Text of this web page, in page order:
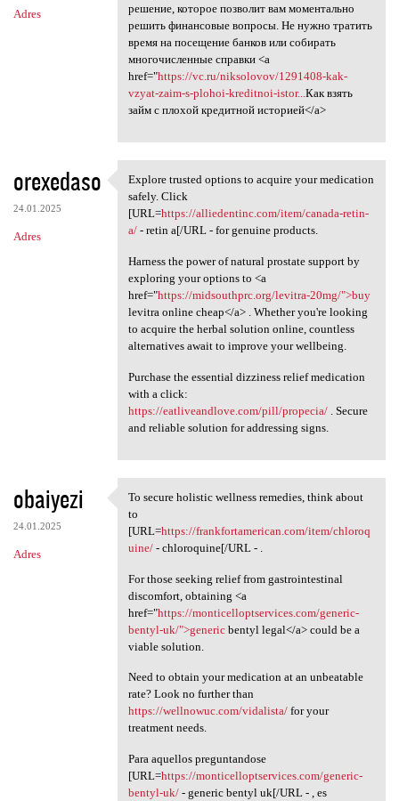
Adres
решение, которое позволит вам моментально
решить финансовые вопросы. Не нужно тратить
время на посещение банков или собирать
многочисленные справки <a
href="https://vc.ru/niksolovov/1291408-kak-
vzyat-zaim-s-plohoi-kreditnoi-istor... Как взять
займ с плохой кредитной историей</a>
orexedaso
24.01.2025
Adres
Explore trusted options to
Explore trusted options to acquire your medication
safely. Click
[URL=https://alliedentinc.com/item/canada-retin-
a/- retin a[/URL - for genuine products.
Harness the power of natural prostate support by
exploring your options to <a
href="https://midsouthprc.org/levitra-20mg/">buy
levitra online cheap</a> . Whether you're looking
to acquire the herbal solution online, countless
alternatives await to improve your wellbeing.
Purchase the essential dizziness relief medication
with a click:
https://eatliveandlove.com/pill/propecia/. Secure
and reliable solution for addressing signs.
obaiyezi
24.01.2025
Adres
To secure holistic wellness
To secure holistic wellness remedies, think about
to
[URL=https://frankfortamerican.com/item/chloroq
uine/- chloroquine[/URL - .
For those seeking relief from gastrointestinal
discomfort, obtaining <a
href="https://monticelloptservices.com/generic-
bentyl-uk/">genericbentyl legal</a> could be a
viable solution.
Need to obtain your medication at an unbeatable
rate? Look no further than
https://wellnowuc.com/vidalista/for your
treatment needs.
Para aquellos preguntandose
[URL=https://monticelloptservices.com/generic-
bentyl-uk/- generic bentyl uk[/URL - , es